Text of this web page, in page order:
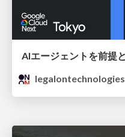
legalontechnologies